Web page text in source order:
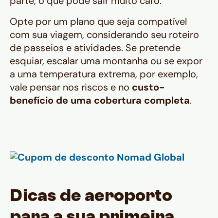
Opte por um plano que seja compatível
com sua viagem, considerando seu roteiro
de passeios e atividades. Se pretende
esquiar, escalar uma montanha ou se expor
a uma temperatura extrema, por exemplo,
vale pensar nos riscos e no custo-
benefício de uma cobertura completa.
Dicas de aeroporto